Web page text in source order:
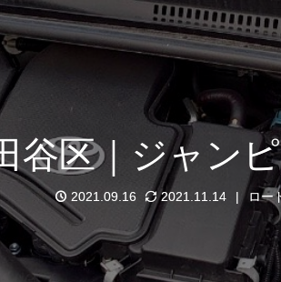
谷区｜ジャン
2021.09.16 2021.11.14 ロー